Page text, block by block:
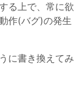
る上で、常に欲
作(バグ)の発生
に書き換えてみ